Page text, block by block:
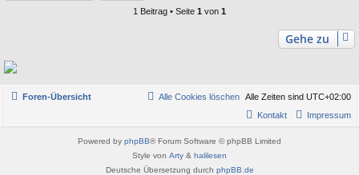
1 Beitrag • Seite 1 von 1
Gehe zu
Foren-Übersicht Alle Zeiten sind UTC+02:00
Alle Cookies löschen
Impressum
Kontakt
Powered by phpBB® Forum Software © phpBB Limited
Style von Arty & halilesen
Deutsche Übersetzung durch phpBB.de